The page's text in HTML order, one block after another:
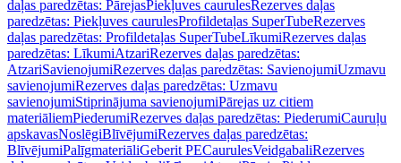
daļas paredzētas: PārejasPiekļuves caurulesRezerves daļas
paredzētas: Piekļuves caurulesProfildetaļas SuperTubeRezerves
daļas paredzētas: Profildetaļas SuperTubeLīkumiRezerves daļas
paredzētas: LīkumiAtzariRezerves daļas paredzētas:
AtzariSavienojumiRezerves daļas paredzētas: SavienojumiUzmavu
savienojumiRezerves daļas paredzētas: Uzmavu
savienojumiStiprinājuma savienojumiPārejas uz citiem
materiāliemPiederumiRezerves daļas paredzētas: PiederumiCauruļu
apskavasNoslēgiBlīvējumiRezerves daļas paredzētas:
BlīvējumiPalīgmateriāliGeberit PECaurulesVeidgabaliRezerves